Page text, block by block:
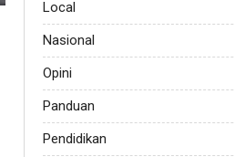
Local
Nasional
Opini
Panduan
Pendidikan